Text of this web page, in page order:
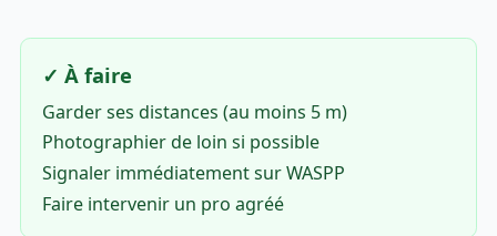
✓ À faire
Garder ses distances (au moins 5 m)
Photographier de loin si possible
Signaler immédiatement sur WASPP
Faire intervenir un pro agréé